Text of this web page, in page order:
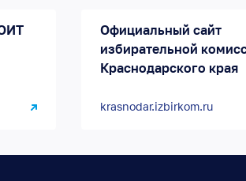
Официальный сайт
избирательной
Краснодарского края
krasnodar.izbirkom.ru